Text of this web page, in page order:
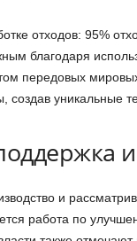
отходов: 95%
благодаря
передовых
создав уникальные
и
работа по